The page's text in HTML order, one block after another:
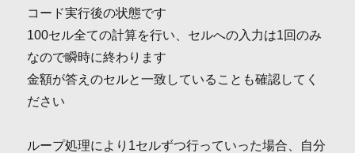
コード実行後の状態です
100セル全ての計算を行い、セルへの入力は1回のみ
なので瞬時に終わります
金額が答えのセルと一致していることも確認してく
ださい
ループ処理により1セルずつ行っていった場合、自分